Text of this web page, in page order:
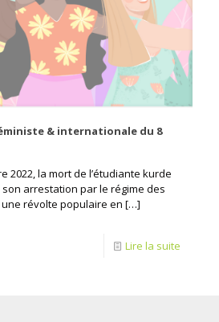
& internationale du 8
2022, la mort de l’étudiante kurde
arrestation par le régime des
révolte populaire en […]
Lire la suite